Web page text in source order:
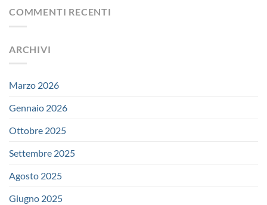
COMMENTI RECENTI
ARCHIVI
Marzo 2026
Gennaio 2026
Ottobre 2025
Settembre 2025
Agosto 2025
Giugno 2025